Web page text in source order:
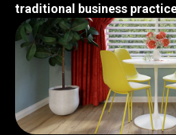
traditional business